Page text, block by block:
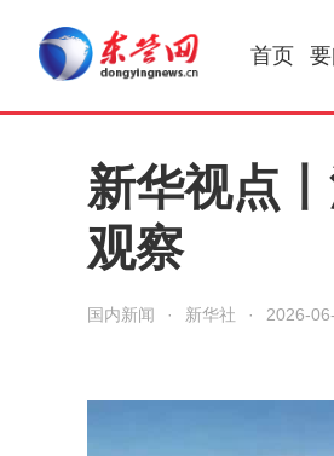
首页
新华视点
观察
国内新闻 · 新华社 · 2026-